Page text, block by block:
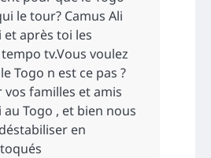
le tour? Camus Ali
et après toi les
tv.Vous voulez
Togo n est ce pas ?
vos familles et amis
Togo , et bien nous
en